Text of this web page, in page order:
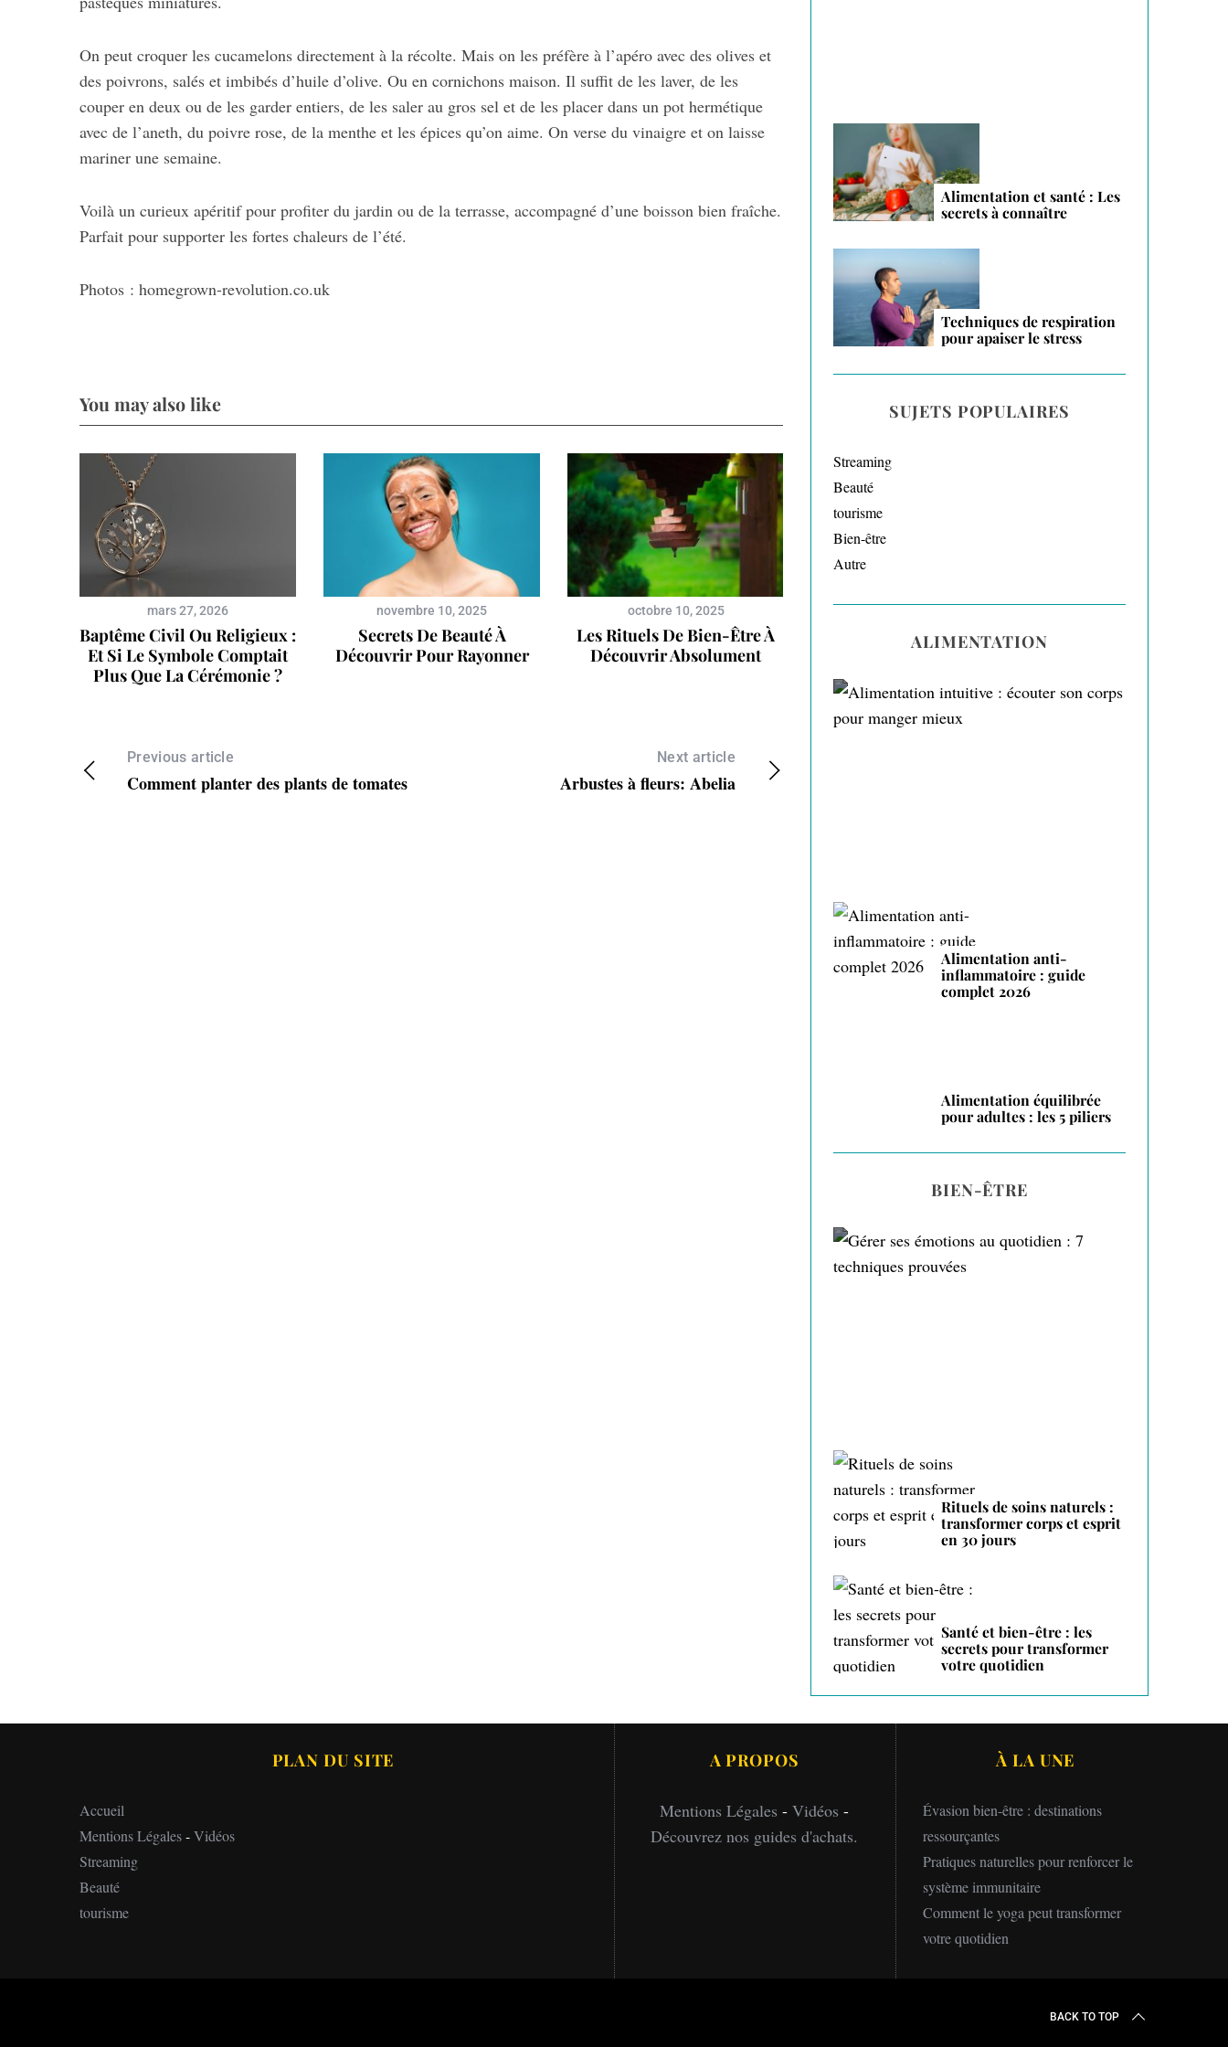
On peut croquer les cucamelons directement à la récolte. Mais on les préfère à l’apéro avec des olives et
des poivrons, salés et imbibés d’huile d’olive. Ou en cornichons maison. Il suffit de les laver, de les
couper en deux ou de les garder entiers, de les saler au gros sel et de les placer dans un pot hermétique
avec de l’aneth, du poivre rose, de la menthe et les épices qu’on aime. On verse du vinaigre et on laisse
mariner une semaine.
Voilà un curieux apéritif pour profiter du jardin ou de la terrasse, accompagné d’une boisson bien fraîche.
Parfait pour supporter les fortes chaleurs de l’été.
Photos : homegrown-revolution.co.uk
You may also like
mars 27, 2026
Baptême Civil Ou Religieux :
Et Si Le Symbole Comptait
Plus Que La Cérémonie ?
novembre 10, 2025
Secrets De Beauté À
Découvrir Pour Rayonner
octobre 10, 2025
Les Rituels De Bien-Être À
Découvrir Absolument
Previous article
Comment planter des plants de tomates
Next article
Arbustes à fleurs: Abelia
Alimentation et santé : Les
secrets à connaître
Techniques de respiration
pour apaiser le stress
SUJETS POPULAIRES
Streaming
Beauté
tourisme
Bien-être
Autre
ALIMENTATION
Alimentation anti-
inflammatoire : guide
complet 2026
Alimentation équilibrée
pour adultes : les 5 piliers
BIEN-ÊTRE
Rituels de soins naturels :
transformer corps et esprit
en 30 jours
Santé et bien-être : les
secrets pour transformer
votre quotidien
PLAN DU SITE
Accueil
Mentions Légales-Vidéos
Streaming
Beauté
tourisme
A PROPOS
Mentions Légales -Vidéos -
Découvrez nos guides d'achats.
À LA UNE
Évasion bien-être : destinations
ressourçantes
Pratiques naturelles pour renforcer le
système immunitaire
Comment le yoga peut transformer
votre quotidien
BACK TO TOP
S